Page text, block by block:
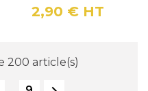
Prix
2,90 € HT
200 article(s)